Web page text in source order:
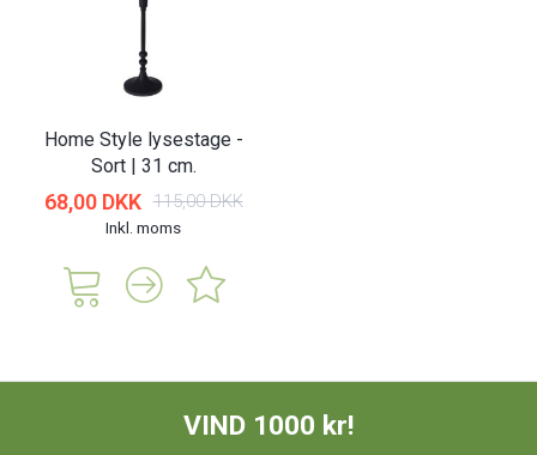
Home Style lysestage -
Sort | 31 cm.
68,00 DKK 115,00 DKK
Inkl. moms
VIND 1000 kr!